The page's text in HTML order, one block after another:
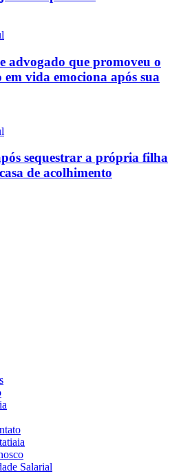
advogado que promoveu o
vida emociona após sua
sequestrar a própria filha
de acolhimento
Salarial